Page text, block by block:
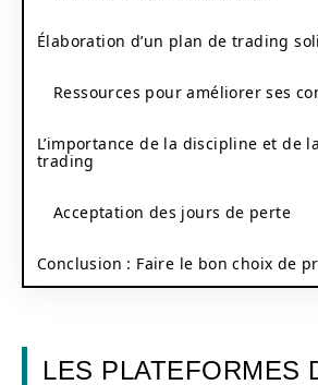
Élaboration d’un plan de trading
Ressources pour améliorer ses
L’importance de la discipline et de
trading
Acceptation des jours de perte
Conclusion : Faire le bon choix de
LES PLATEFORMES